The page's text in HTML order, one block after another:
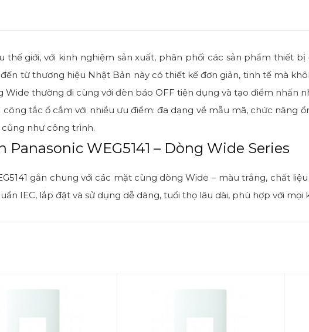
thế giới, với kinh nghiệm sản xuất, phân phối các sản phẩm thiết
từ thương hiệu Nhật Bản này có thiết kế đơn giản, tinh tế mà
thường đi cùng với đèn báo OFF tiện dụng và tạo điểm nhấn
tắc ổ cắm với nhiều ưu điểm: đa dạng về mẫu mã, chức năng
như công trình.
WEG5141 – Dòng Wide Series
gắn chung với các mặt cùng dòng Wide – màu trắng, chất
IEC, lắp đặt và sử dụng dễ dàng, tuổi thọ lâu dài, phù hợp với mọi